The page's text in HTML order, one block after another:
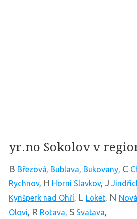
yr.no Sokolov v
B Březová, Bublava, Bukovany, C
Rychnov, H Horní Slavkov, J
Kynšperk nad Ohří, L Loket, N
Oloví, R Rotava, S Svatava,